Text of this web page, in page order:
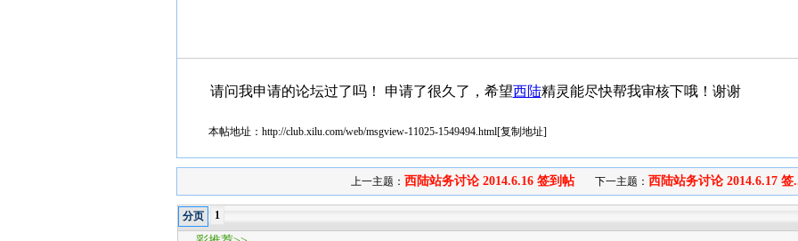
请问我申请的论坛过了吗！ 申请了很久了，希望西陆精灵能尽快帮我审核下哦！谢谢
本帖地址： http://club.xilu.com/web/msgview-11025-1549494.html[复制地址]
上一主题： 西陆站务讨论 2014.6.16 签到帖 下一主题： 西陆站务讨论 2014.6.17 签
分页 1